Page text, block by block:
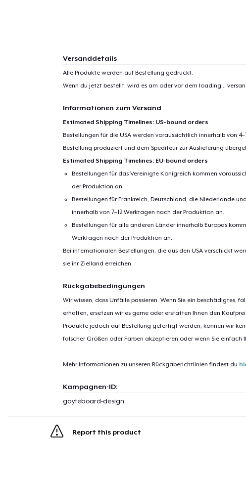
Versanddetails
Alle Produkte werden auf Bestellung gedruckt.
Wenn du jetzt bestellt, wird es am oder vor dem loading...
Informationen zum Versand
Estimated Shipping Timelines: US-bound orders
Bestellungen für die USA werden voraussichtlich innerhalb von
Bestellung produziert und dem Spediteur zur Auslieferung
Estimated Shipping Timelines: EU-bound orders
Bestellungen für das Vereinigte Königreich kommen
der Produktion an.
Bestellungen für Frankreich, Deutschland, die Niederlande
innerhalb von 7–12 Werktagen nach der Produktion an.
Bestellungen für alle anderen Länder innerhalb Europas
Werktagen nach der Produktion an.
Bei internationalen Bestellungen, die aus den USA verschickt
sie ihr Zielland erreichen.
Rückgabebedingungen
Wir wissen, dass Unfälle passieren. Wenn Sie ein beschädigtes,
erhalten, ersetzen wir es gerne oder erstatten Ihnen den
Produkte jedoch auf Bestellung gefertigt werden, können wir
falscher Größen oder Farben akzeptieren oder wenn Sie einfach
Mehr Informationen zu unseren Rückgaberichtlinien findest du
Kampagnen-ID:
gayteboard-design
Report this product
Zur